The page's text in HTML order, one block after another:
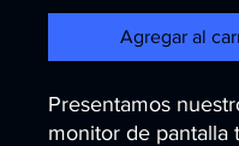
Agregar al
Presentamos
monitor de pantalla